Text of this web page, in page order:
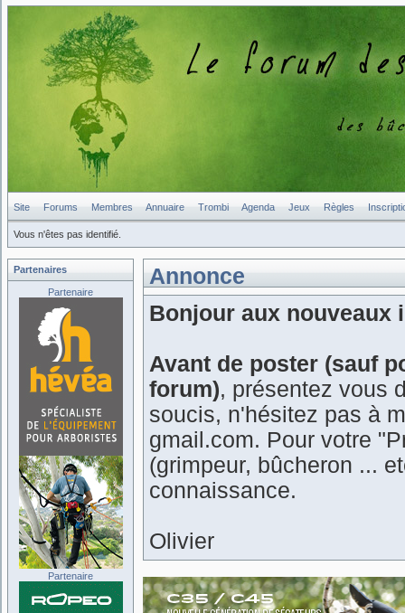
Site Forums Membres Annuaire Trombi Agenda Jeux Règles
Vous n'êtes pas identifié.
Annonce
Bonjour aux nouveaux
Avant de poster (sauf
forum), présentez vous
soucis, n'hésitez pas à
gmail.com. Pour votre
(grimpeur, bûcheron ...
connaissance.
Olivier
Partenaires
Partenaire
Partenaire